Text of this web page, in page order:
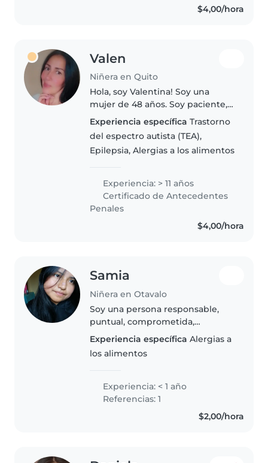
$4,00/hora
Valen
Niñera en Quito
Hola, soy Valentina! Soy una
mujer de 48 años. Soy paciente,
amorosa, me gustan los niños.
También me gustan los animales
en especial los perros. Soy
abuela de 2 niñ@s y hasta ahora..
Experiencia específica Trastorno
del espectro autista (TEA),
Epilepsia, Alergias a los alimentos
Experiencia: > 11 años
Certificado de Antecedentes
Penales
$4,00/hora
Samia
Niñera en Otavalo
Soy una persona responsable,
puntual, comprometida,
paciente y puedo llegar a ser
polifuncional. Dispuesta a realizar
cualquier tarea que se me
compartir..
Experiencia específica Alergias a
los alimentos
Experiencia: < 1 año
Referencias: 1
$2,00/hora